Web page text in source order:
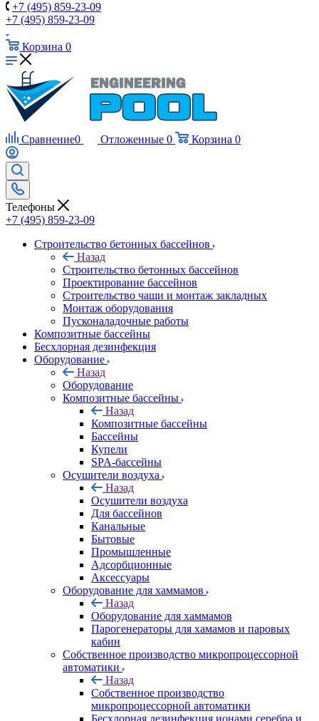
+7 (495) 859-23-09
+7 (495) 859-23-09
Корзина 0
Сравнение0 Отложенные 0 Корзина 0
Телефоны
+7 (495) 859-23-09
Строительство бетонных бассейнов
Назад
Строительство бетонных бассейнов
Проектирование бассейнов
Строительство чаши и монтаж закладных
Монтаж оборудования
Пусконаладочные работы
Композитные бассейны
Бесхлорная дезинфекция
Оборудование
Назад
Оборудование
Композитные бассейны
Назад
Композитные бассейны
Бассейны
Купели
SPA-бассейны
Осушители воздуха
Назад
Осушители воздуха
Для бассейнов
Канальные
Бытовые
Промышленные
Адсорбционные
Аксессуары
Оборудование для хаммамов
Назад
Оборудование для хаммамов
Парогенераторы для хамамов и паровых
кабин
Собственное производство микропроцессорной
автоматики
Назад
Собственное производство
микропроцессорной автоматики
Беcхлорная дезинфекция ионами серебра и